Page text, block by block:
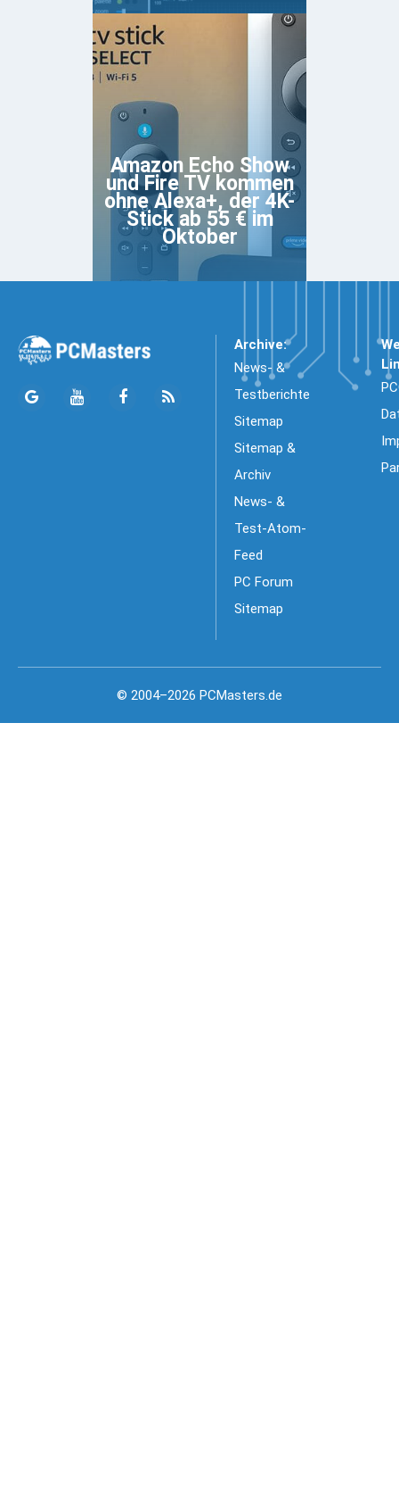
Amazon Echo Show
und Fire TV kommen
ohne Alexa+, der 4K-
Stick ab 55 € im
Oktober
Archive:
News- &
Testberichte
Sitemap
Sitemap &
Archiv
News- &
Test-Atom-
Feed
PC Forum
Sitemap
© 2004–2026 PCMasters.de